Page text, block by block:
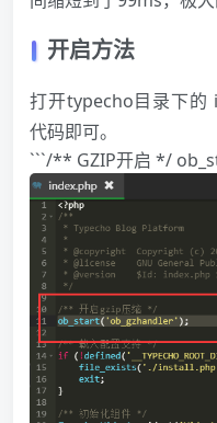
开启方法
打开typecho目录下的
代码即可。
```/** GZIP开启 */